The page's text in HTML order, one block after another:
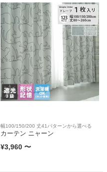
幅100/150/200 丈41パターンから選べる
カーテン ニャーン
¥3,960 〜